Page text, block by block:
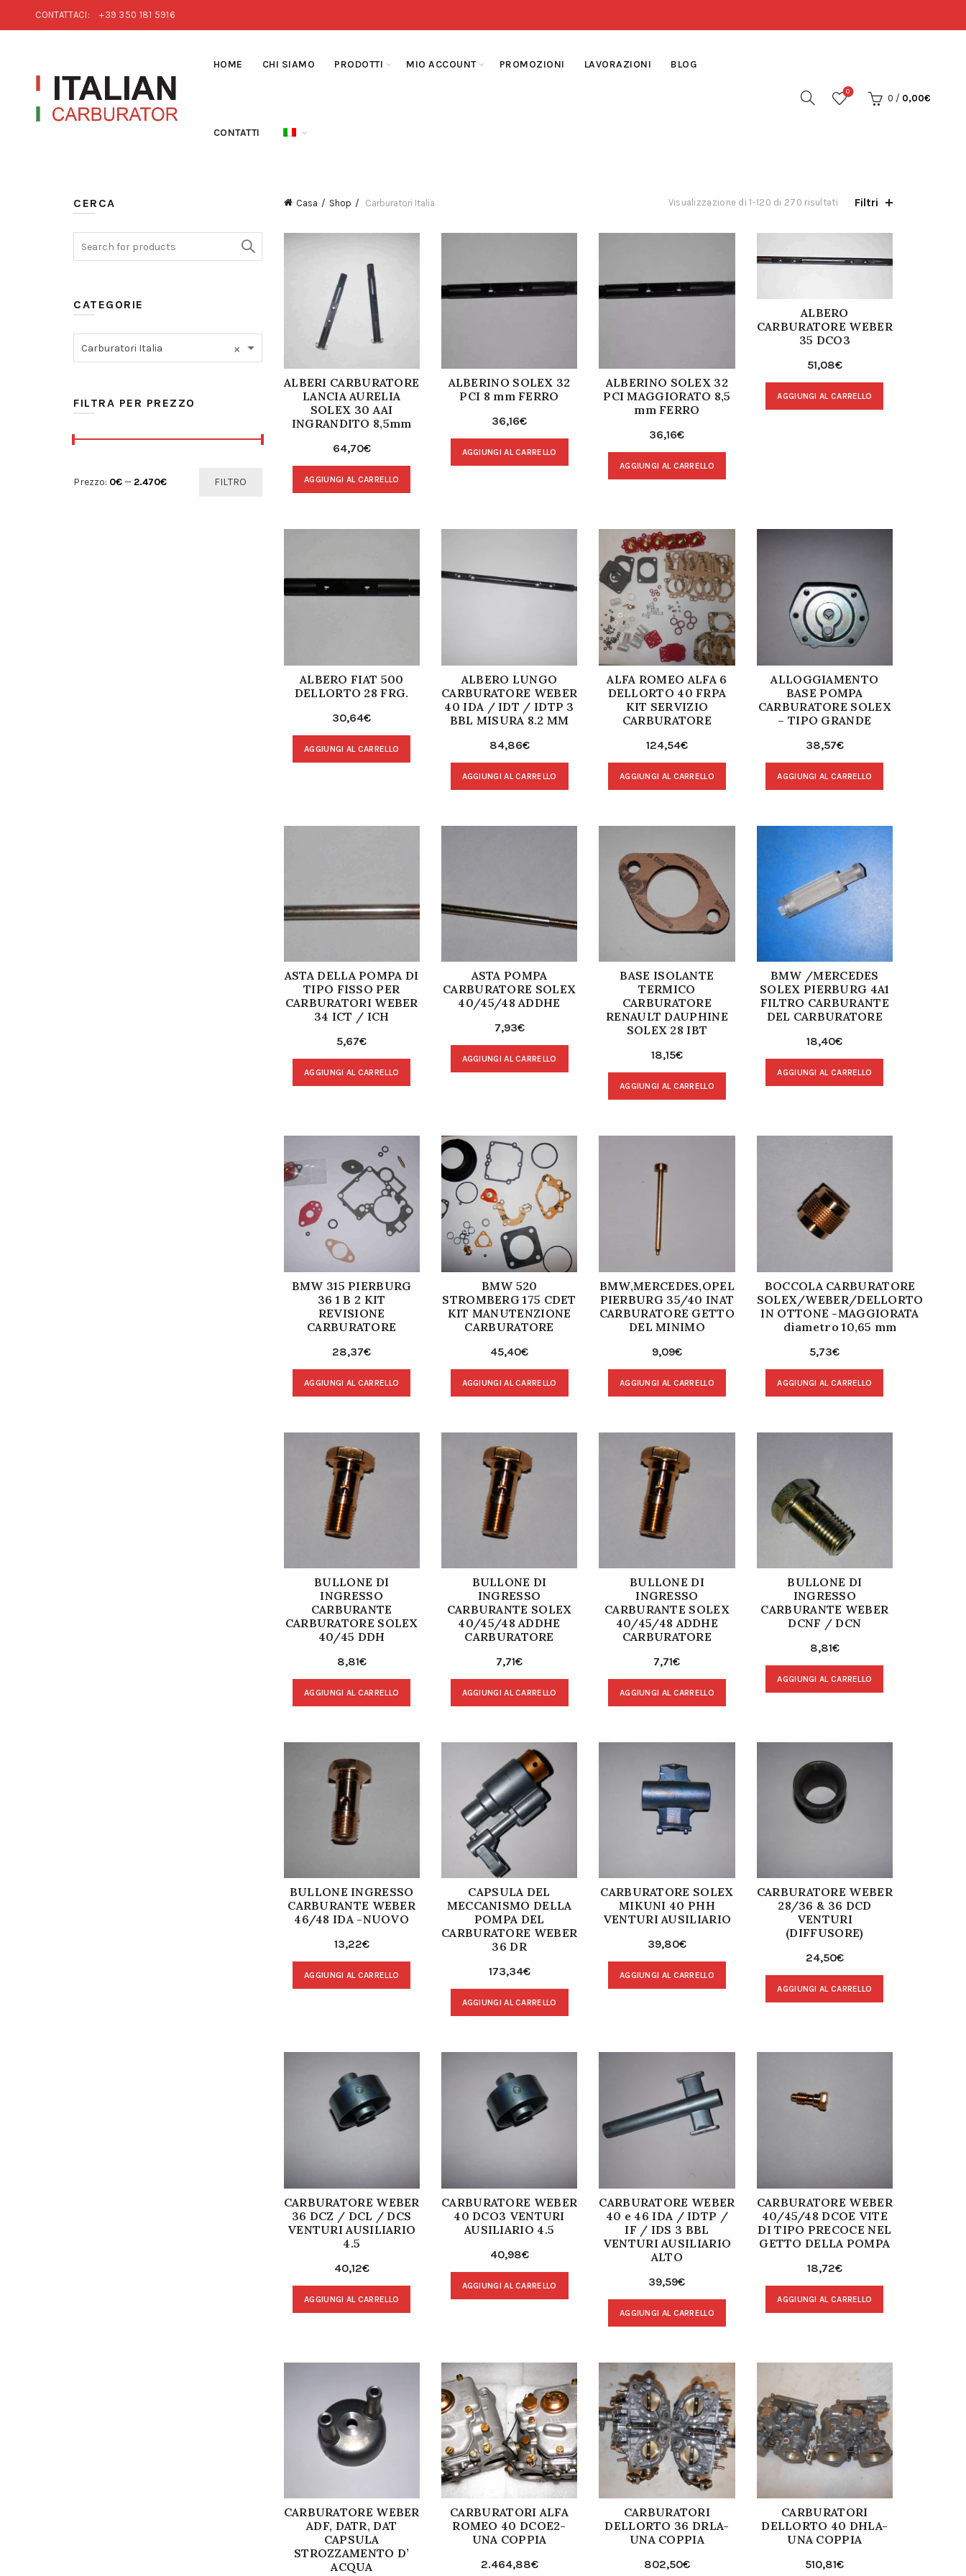
CONTATTACI: +39 350 181 5916
HOME CHI SIAMO PRODOTTI MIO ACCOUNT PROMOZIONI LAVORAZIONI BLOG
CONTATTI
0
0 / 0,00€
Casa Shop Carburatori Italia Visualizzazione di 1-120 di 270 risultati Filtri
ALBERI CARBURATORE
LANCIA AURELIA
SOLEX 30 AAI
INGRANDITO 8,5mm
64,70€
AGGIUNGI AL CARRELLO
ALBERINO SOLEX 32
PCI 8 mm FERRO
36,16€
AGGIUNGI AL CARRELLO
ALBERINO SOLEX 32
PCI MAGGIORATO 8,5
mm FERRO
36,16€
AGGIUNGI AL CARRELLO
ALBERO
CARBURATORE WEBER
35 DCO3
51,08€
AGGIUNGI AL CARRELLO
ALBERO FIAT 500
DELLORTO 28 FRG.
30,64€
AGGIUNGI AL CARRELLO
ALBERO LUNGO
CARBURATORE WEBER
40 IDA / IDT / IDTP 3
BBL MISURA 8.2 MM
84,86€
AGGIUNGI AL CARRELLO
ALFA ROMEO ALFA 6
DELLORTO 40 FRPA
KIT SERVIZIO
CARBURATORE
124,54€
AGGIUNGI AL CARRELLO
ALLOGGIAMENTO
BASE POMPA
CARBURATORE SOLEX
– TIPO GRANDE
38,57€
AGGIUNGI AL CARRELLO
ASTA DELLA POMPA DI
TIPO FISSO PER
CARBURATORI WEBER
34 ICT / ICH
5,67€
AGGIUNGI AL CARRELLO
ASTA POMPA
CARBURATORE SOLEX
40/45/48 ADDHE
7,93€
AGGIUNGI AL CARRELLO
BASE ISOLANTE
TERMICO
CARBURATORE
RENAULT DAUPHINE
SOLEX 28 IBT
18,15€
AGGIUNGI AL CARRELLO
BMW /MERCEDES
SOLEX PIERBURG 4A1
FILTRO CARBURANTE
DEL CARBURATORE
18,40€
AGGIUNGI AL CARRELLO
BMW 315 PIERBURG
36 1 B 2 KIT
REVISIONE
CARBURATORE
28,37€
AGGIUNGI AL CARRELLO
BMW 520
STROMBERG 175 CDET
KIT MANUTENZIONE
CARBURATORE
45,40€
AGGIUNGI AL CARRELLO
BMW,MERCEDES,OPEL
PIERBURG 35/40 INAT
CARBURATORE GETTO
DEL MINIMO
9,09€
AGGIUNGI AL CARRELLO
BOCCOLA CARBURATORE
SOLEX/WEBER/DELLORTO
IN OTTONE -MAGGIORATA
diametro 10,65 mm
5,73€
AGGIUNGI AL CARRELLO
BULLONE DI
INGRESSO
CARBURANTE
CARBURATORE SOLEX
40/45 DDH
8,81€
AGGIUNGI AL CARRELLO
BULLONE DI
INGRESSO
CARBURANTE SOLEX
40/45/48 ADDHE
CARBURATORE
7,71€
AGGIUNGI AL CARRELLO
BULLONE DI
INGRESSO
CARBURANTE SOLEX
40/45/48 ADDHE
CARBURATORE
7,71€
AGGIUNGI AL CARRELLO
BULLONE DI
INGRESSO
CARBURANTE WEBER
DCNF / DCN
8,81€
AGGIUNGI AL CARRELLO
BULLONE INGRESSO
CARBURANTE WEBER
46/48 IDA -NUOVO
13,22€
AGGIUNGI AL CARRELLO
CAPSULA DEL
MECCANISMO DELLA
POMPA DEL
CARBURATORE WEBER
36 DR
173,34€
AGGIUNGI AL CARRELLO
CARBURATORE SOLEX
MIKUNI 40 PHH
VENTURI AUSILIARIO
39,80€
AGGIUNGI AL CARRELLO
CARBURATORE WEBER
28/36 & 36 DCD
VENTURI
(DIFFUSORE)
24,50€
AGGIUNGI AL CARRELLO
CARBURATORE WEBER
36 DCZ / DCL / DCS
VENTURI AUSILIARIO
4.5
40,12€
AGGIUNGI AL CARRELLO
CARBURATORE WEBER
40 DCO3 VENTURI
AUSILIARIO 4.5
40,98€
AGGIUNGI AL CARRELLO
CARBURATORE WEBER
40 e 46 IDA / IDTP /
IF / IDS 3 BBL
VENTURI AUSILIARIO
ALTO
39,59€
AGGIUNGI AL CARRELLO
CARBURATORE WEBER
40/45/48 DCOE VITE
DI TIPO PRECOCE NEL
GETTO DELLA POMPA
18,72€
AGGIUNGI AL CARRELLO
CARBURATORE WEBER
ADF, DATR, DAT
CAPSULA
STROZZAMENTO D’
ACQUA
CARBURATORI ALFA
ROMEO 40 DCOE2-
UNA COPPIA
2.464,88€
CARBURATORI
DELLORTO 36 DRLA-
UNA COPPIA
802,50€
CARBURATORI
DELLORTO 40 DHLA-
UNA COPPIA
510,81€
CERCA
CATEGORIE
×
Carburatori Italia
FILTRA PER PREZZO
Prezzo Min
Prezzo Max FILTRO
Prezzo: 0€— 2.470€